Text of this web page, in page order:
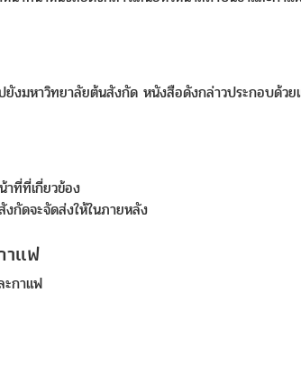
งมหาวิทยาลัยต้นสังกัด หนังสือดังกล่าวประกอบด้ว
ที่ที่เกี่ยวข้อง
กัดจะจัดส่งให้ในภายหลัง
าแฟ
ะกาแฟ